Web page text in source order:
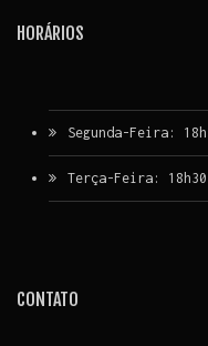
HORÁRIOS
Segunda-Feira:
Terça-Feira: 18h30
CONTATO